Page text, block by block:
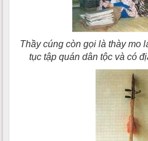
Thầy cúng còn gọi là thày mo
tục tập quán dân tộc và có